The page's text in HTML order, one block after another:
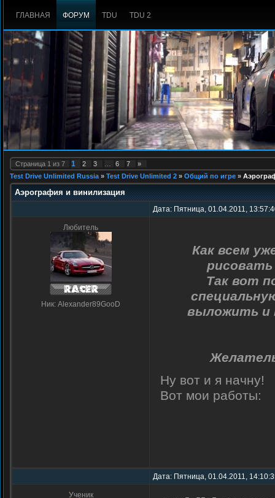
ГЛАВНАЯ ФОРУМ TDU TDU 2
Страница 1 из 7 1 2 3 6 7
»
Test Drive Unlimited Russia » Test Drive Unlimited 2 » Общий по игре »
Аэрография и винилизация
Дата: Пятница, 01.04.2011,
Любитель
Ник: Alexander89GooD
Как всем
Так вот
выложить и
Ну вот и я начну!
Вот мои работы:
Дата: Пятница, 01.04.2011,
Ученик